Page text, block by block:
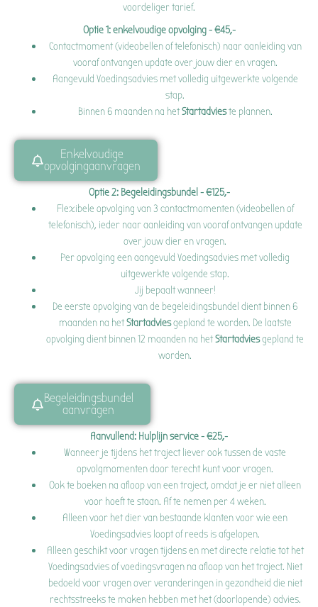
voordeliger tarief.
Optie 1: enkelvoudige opvolging - €45,-
Contactmoment (videobellen of telefonisch) naar aanleiding van
vooraf ontvangen update over jouw dier en vragen.
Aangevuld Voedingsadvies met volledig uitgewerkte volgende
stap.
Binnen 6 maanden na hetStartadvieste plannen.
Enkelvoudige
opvolgingaanvragen
Optie 2: Begeleidingsbundel - €125,-
Flexibele opvolging van 3 contactmomenten (videobellen of
telefonisch), ieder naar aanleiding van vooraf ontvangen update
over jouw dier en vragen.
Per opvolging een aangevuld Voedingsadvies met volledig
uitgewerkte volgende stap.
Jij bepaalt wanneer!
De eerste opvolging van de begeleidingsbundel dient binnen 6
maanden na hetStartadviesgepland te worden. De laatste
opvolging dient binnen 12 maanden na hetStartadviesgepland te
worden.
Begeleidingsbundel
aanvragen
Aanvullend: Hulplijn service - €25,-
Wanneer je tijdens het traject liever ook tussen de vaste
opvolgmomenten door terecht kunt voor vragen.
Ook te boeken na afloop van een traject, omdat je er niet alleen
voor hoeft te staan. Af te nemen per 4 weken.
Alleen voor het dier van bestaande klanten voor wie een
Voedingsadvies loopt of reeds is afgelopen.
Alleen geschikt voor vragen tijdens en met directe relatie tot het
Voedingsadvies of voedingsvragen na afloop van het traject. Niet
bedoeld voor vragen over veranderingen in gezondheid die niet
rechtsstreeks te maken hebben met het (doorlopende) advies.